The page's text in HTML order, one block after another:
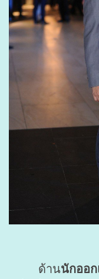
ด้านนักออ